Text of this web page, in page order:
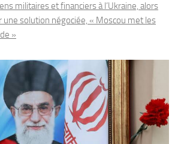
militaires et financiers à l’Ukraine, alors
une solution négociée, « Moscou met les
»